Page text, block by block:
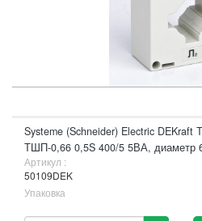
Systeme (Schneider) Electric DEKraft
ТШП-0,66 0,5S 400/5 5ВА, диаметр
Артикул :
50109DEK
Упаковка